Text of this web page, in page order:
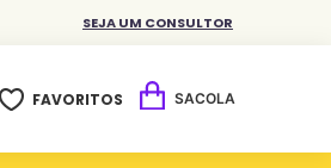
SEJA UM CONSULTOR
FAVORITOS